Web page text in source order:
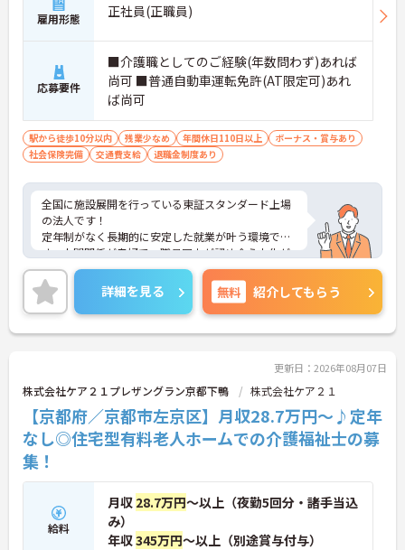
雇用形態 正社員(正職員)
応募要件
■介護職としてのご経験(年数問わず)あれば
尚可 ■普通自動車運転免許(AT限定可)あれ
ば尚可
駅から徒歩10分以内 残業少なめ 年間休日110日以上
ボーナス・賞与あり
社会保険完備
交通費支給 退職金制度あり
全国に施設展開を行っている東証スタンダード上場
の法人です！
定年制がなく長期的に安定した就業が叶う環境で
す。人間関係が良好で、職員同士が認め合う文化が
根付いています。
ご興味のある方には、面接対策ポイントなど、さら
に詳細をご案内しますのでお気軽にご相談くださ
い！
詳細を見る 無料 紹介してもらう
更新日：2026年08月07日
株式会社ケア２１プレザングラン京都下鴨 株式会社ケア２１
【京都府／京都市左京区】月収28.7万円～♪定年
なし◎住宅型有料老人ホームでの介護福祉士の募
集！
給料
月収 28.7万円～以上（夜勤5回分・諸手当込
み）
年収345万円～以上（別途賞与付与）